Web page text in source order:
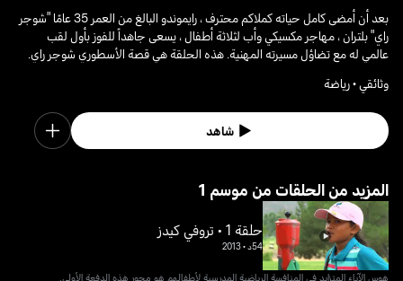
بعد أن أمضى كامل حياته كملاكم محترف ، رايموندو البالغ من العمر 35 عامًا "شوجر
راي" بلتران ، مهاجر مكسيكي وأب لثلاثة أطفال ، يسعى جاهداً للفوز بأول لقب
عالمي له مع تضاؤل مسيرته المهنية. هذه الحلقة هي قصة الأسطوري شوجر راي.
وثائقي • رياضة
شاهد
1 المزيد من الحلقات من موسم
حلقة 1 • تروفي كيدز
54د •
2013
هوس الآباء المتزايد في المنافسة الرياضية المدرسية لأطفالهم هو محور هذه الدفعة الأولى.